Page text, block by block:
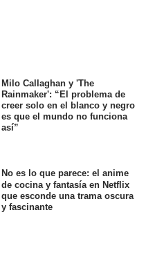
Milo Callaghan y 'The
Rainmaker': “El problema de
creer solo en el blanco y negro
es que el mundo no funciona
así”
No es lo que parece: el anime
de cocina y fantasía en Netflix
que esconde una trama oscura
y fascinante